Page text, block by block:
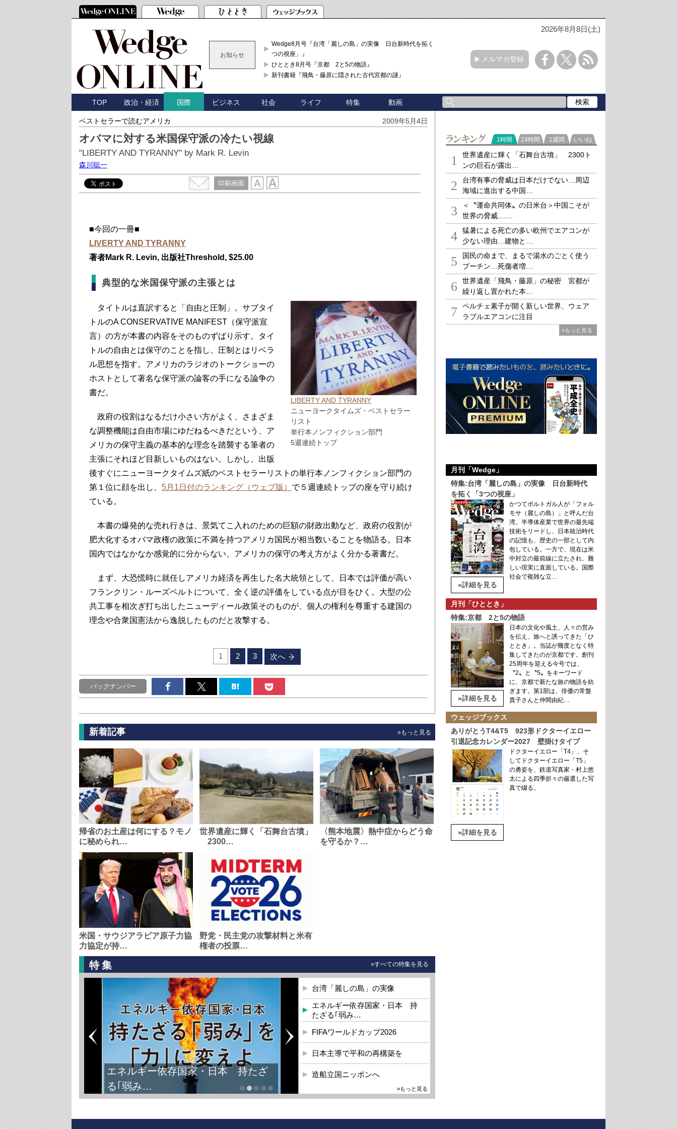
2026年8月8日(土)
お知らせ
Wedge8月号『台湾「麗しの島」の実像 日台新時代を拓く「3
つの視座」』
ひととき8月号『京都 2と5の物語』
新刊書籍『飛鳥・藤原に隠された古代宮都の謎』
メルマガ登録
TOP 政治・経済 国際 ビジネス 社会 ライフ 特集 動画
ベストセラーで読むアメリカ 2009年5月4日
オバマに対する米国保守派の冷たい視線
"LIBERTY AND TYRANNY" by Mark R. Levin
森川聡一
印刷画面
■今回の一冊■
LIVERTY AND TYRANNY
著者Mark R. Levin, 出版社Threshold, $25.00
典型的な米国保守派の主張とは
LIBERTY AND TYRANNY
ニューヨークタイムズ・ベストセラー
リスト
単行本ノンフィクション部門
5週連続トップ
タイトルは直訳すると「自由と圧制」。サブタイ
トルのA CONSERVATIVE MANIFEST（保守派宣
言）の方が本書の内容をそのものずばり示す。タイ
トルの自由とは保守のことを指し、圧制とはリベラ
ル思想を指す。アメリカのラジオのトークショーの
ホストとして著名な保守派の論客の手になる論争の
書だ。
政府の役割はなるだけ小さい方がよく、さまざま
な調整機能は自由市場にゆだねるべきだという、ア
メリカの保守主義の基本的な理念を踏襲する筆者の
主張にそれほど目新しいものはない。しかし、出版
後すぐにニューヨークタイムズ紙のベストセラーリストの単行本ノンフィクション部門の
第１位に顔を出し、 5月1日付のランキング（ウェブ版） で５週連続トップの座を守り続け
ている。
本書の爆発的な売れ行きは、景気てこ入れのための巨額の財政出動など、政府の役割が
肥大化するオバマ政権の政策に不満を持つアメリカ国民が相当数いることを物語る。日本
国内ではなかなか感覚的に分からない、アメリカの保守の考え方がよく分かる著書だ。
まず、大恐慌時に就任しアメリカ経済を再生した名大統領として、日本では評価が高い
フランクリン・ルーズベルトについて、全く逆の評価をしている点が目をひく。大型の公
共工事を相次ぎ打ち出したニューディール政策そのものが、個人の権利を尊重する建国の
理念や合衆国憲法から逸脱したものだと攻撃する。
1 2 3 次へ
バックナンバー
新着記事 »もっと見る
帰省のお土産は何にする？モノ
に秘められ…
世界遺産に輝く「石舞台古墳」
2300…
〈熊本地震〉熱中症からどう命
を守るか？…
米国・サウジアラビア原子力協
力協定が持…
野党・民主党の攻撃材料と米有
権者の投票…
特集 »すべての特集を見る
エネルギー依存国家・日本 持たざ
る｢弱み…
台湾「麗しの島」の実像
エネルギー依存国家・日本 持
たざる｢弱み…
FIFAワールドカップ2026
日本主導で平和の再構築を
造船立国ニッポンへ
»もっと見る
ランキング
1時間 24時間 1週間 いいね
1
世界遺産に輝く「石舞台古墳」 2300ト
ンの巨石が露出…
2
台湾有事の脅威は日本だけでない…周辺
海域に進出する中国…
3
＜〝運命共同体〟の日米台＞中国こそが
世界の脅威....…
4
猛暑による死亡の多い欧州でエアコンが
少ない理由…建物と…
5
国民の命まで、まるで湯水のごとく使う
プーチン…死傷者増…
6
世界遺産「飛鳥・藤原」の秘密 宮都が
繰り返し置かれた本…
7
ペルチェ素子が開く新しい世界、ウェア
ラブルエアコンに注目
»もっと見る
月刊「Wedge」
特集:台湾「麗しの島」の実像 日台新時代
を拓く「3つの視座」
»詳細を見る
かつてポルトガル人が「フォル
モサ（麗しの島）」と呼んだ台
湾。半導体産業で世界の最先端
技術をリードし、日本統治時代
の記憶も、歴史の一部として内
包している。一方で、現在は米
中対立の最前線に立たされ、難
しい現実に直面している。国際
社会で複雑な立…
月刊「ひととき」
特集:京都 2と5の物語
»詳細を見る
日本の文化や風土、人々の営み
を伝え、旅へと誘ってきた「ひ
ととき」。当誌が幾度となく特
集してきたのが京都です。創刊
25周年を迎える今号では、
〝2〟と〝5〟をキーワード
に、京都で新たな旅の物語を紡
ぎます。第1部は、俳優の常盤
貴子さんと仲間由紀…
ウェッジブックス
ありがとうT4&T5 923形ドクターイエロー
引退記念カレンダー2027 壁掛けタイプ
»詳細を見る
ドクターイエロー「T4」、そ
してドクターイエロー「T5」
の勇姿を、鉄道写真家・村上悠
太による四季折々の厳選した写
真で綴る。